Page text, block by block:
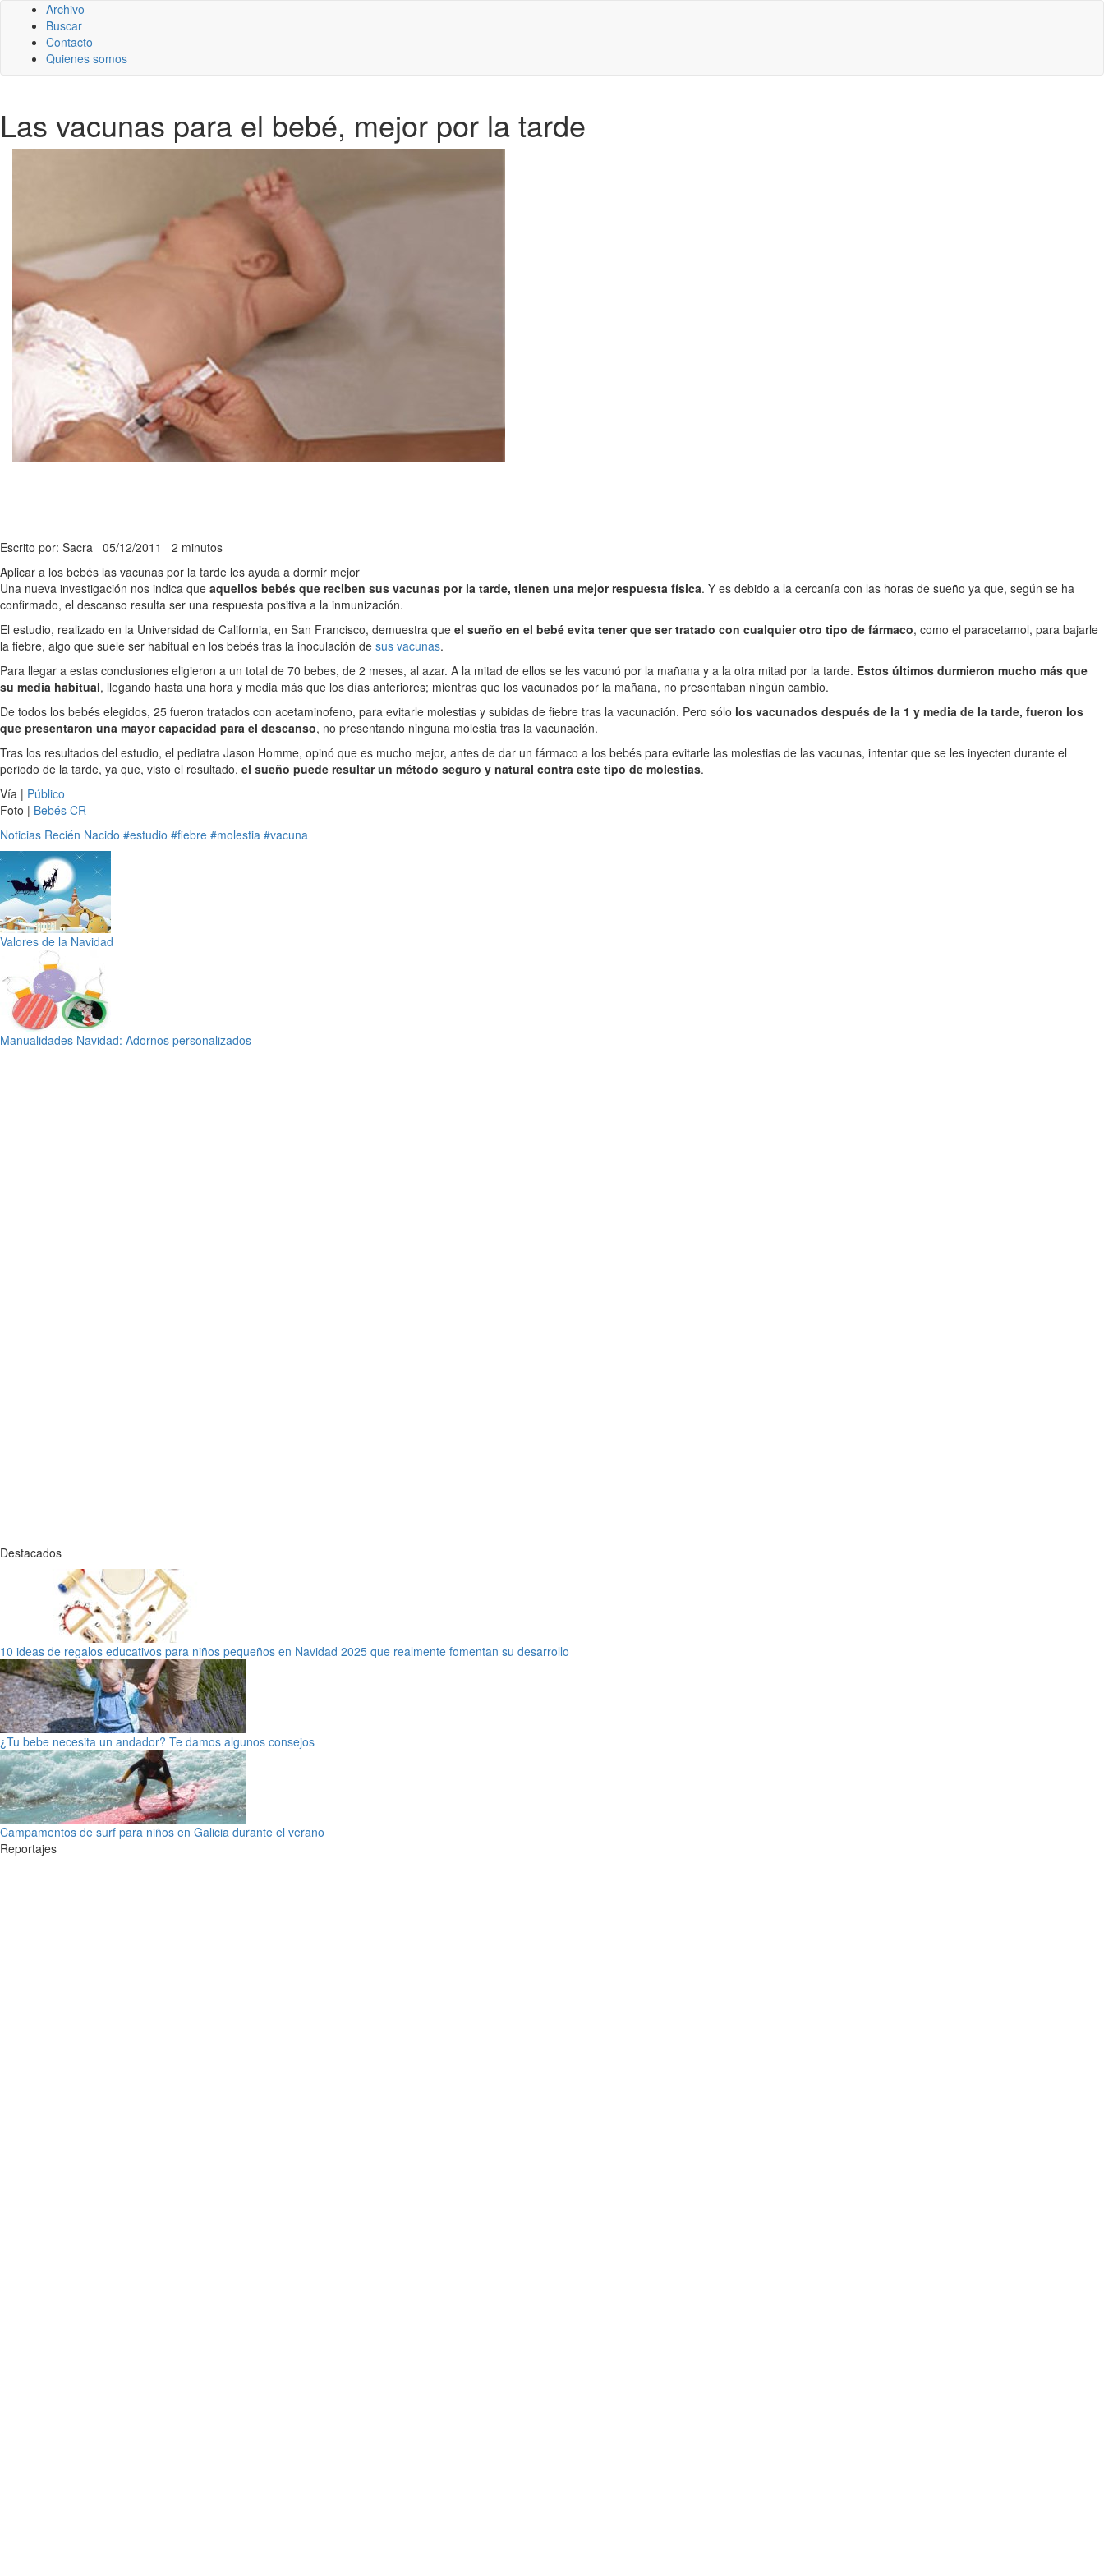
Archivo
Buscar
Contacto
Quienes somos
Las vacunas para el bebé, mejor por la tarde
Escrito por: Sacra 05/12/2011 2 minutos
Aplicar a los bebés las vacunas por la tarde les ayuda a dormir mejor
Una nueva investigación nos indica que aquellos bebés que reciben sus vacunas por la tarde, tienen una mejor respuesta física. Y es debido a la cercanía con las horas de sueño ya que, según se ha
confirmado, el descanso resulta ser una respuesta positiva a la inmunización.
El estudio, realizado en la Universidad de California, en San Francisco, demuestra que el sueño en el bebé evita tener que ser tratado con cualquier otro tipo de fármaco, como el paracetamol, para bajarle
la fiebre, algo que suele ser habitual en los bebés tras la inoculación de sus vacunas.
Para llegar a estas conclusiones eligieron a un total de 70 bebes, de 2 meses, al azar. A la mitad de ellos se les vacunó por la mañana y a la otra mitad por la tarde. Estos últimos durmieron mucho más que
su media habitual, llegando hasta una hora y media más que los días anteriores; mientras que los vacunados por la mañana, no presentaban ningún cambio.
De todos los bebés elegidos, 25 fueron tratados con acetaminofeno, para evitarle molestias y subidas de fiebre tras la vacunación. Pero sólo los vacunados después de la 1 y media de la tarde, fueron los
que presentaron una mayor capacidad para el descanso, no presentando ninguna molestia tras la vacunación.
Tras los resultados del estudio, el pediatra Jason Homme, opinó que es mucho mejor, antes de dar un fármaco a los bebés para evitarle las molestias de las vacunas, intentar que se les inyecten durante el
periodo de la tarde, ya que, visto el resultado, el sueño puede resultar un método seguro y natural contra este tipo de molestias.
Vía | Público
Foto | Bebés CR
Noticias Recién Nacido #estudio #fiebre #molestia #vacuna
Valores de la Navidad
Manualidades Navidad: Adornos personalizados
Destacados
10 ideas de regalos educativos para niños pequeños en Navidad 2025 que realmente fomentan su desarrollo
¿Tu bebe necesita un andador? Te damos algunos consejos
Campamentos de surf para niños en Galicia durante el verano
Reportajes